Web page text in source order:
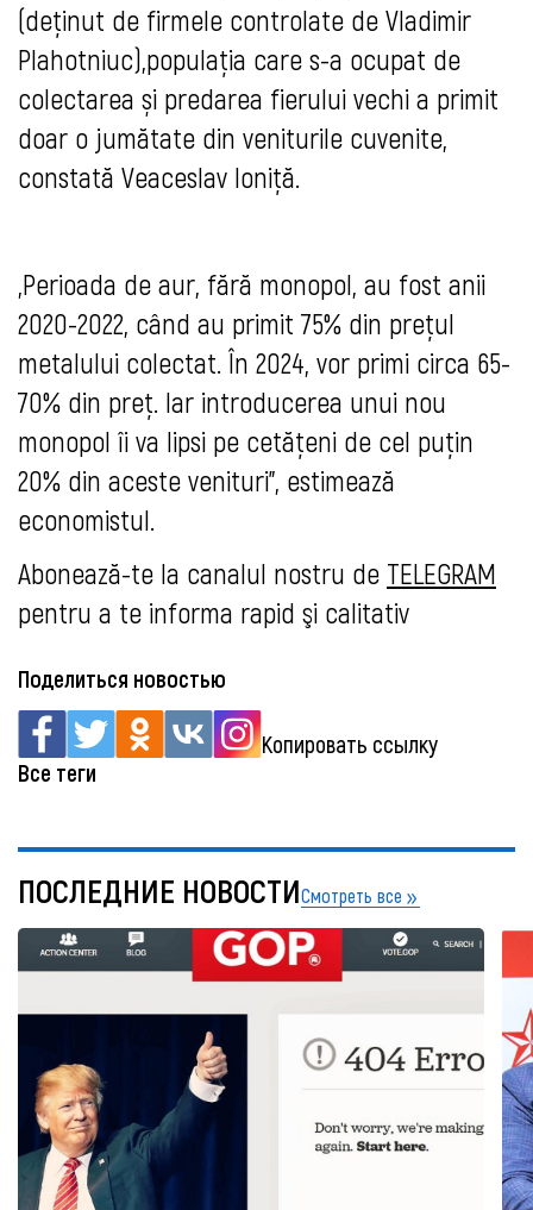
(deținut de firmele controlate de Vladimir
Plahotniuc),populația care s-a ocupat de
colectarea și predarea fierului vechi a primit
doar o jumătate din veniturile cuvenite,
constată Veaceslav Ioniță.
„Perioada de aur, fără monopol, au fost anii
2020-2022, când au primit 75% din prețul
metalului colectat. În 2024, vor primi circa 65-
70% din preț. Iar introducerea unui nou
monopol îi va lipsi pe cetățeni de cel puțin
20% din aceste venituri”, estimează
economistul.
Abonează-te la canalul nostru de TELEGRAM
pentru a te informa rapid şi calitativ
Поделиться новостью
Копировать ссылку
Все теги
ПОСЛЕДНИЕ НОВОСТИСмотреть все